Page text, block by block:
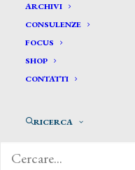
ARCHIVI
CONSULENZE
FOCUS
SHOP
CONTATTI
RICERCA